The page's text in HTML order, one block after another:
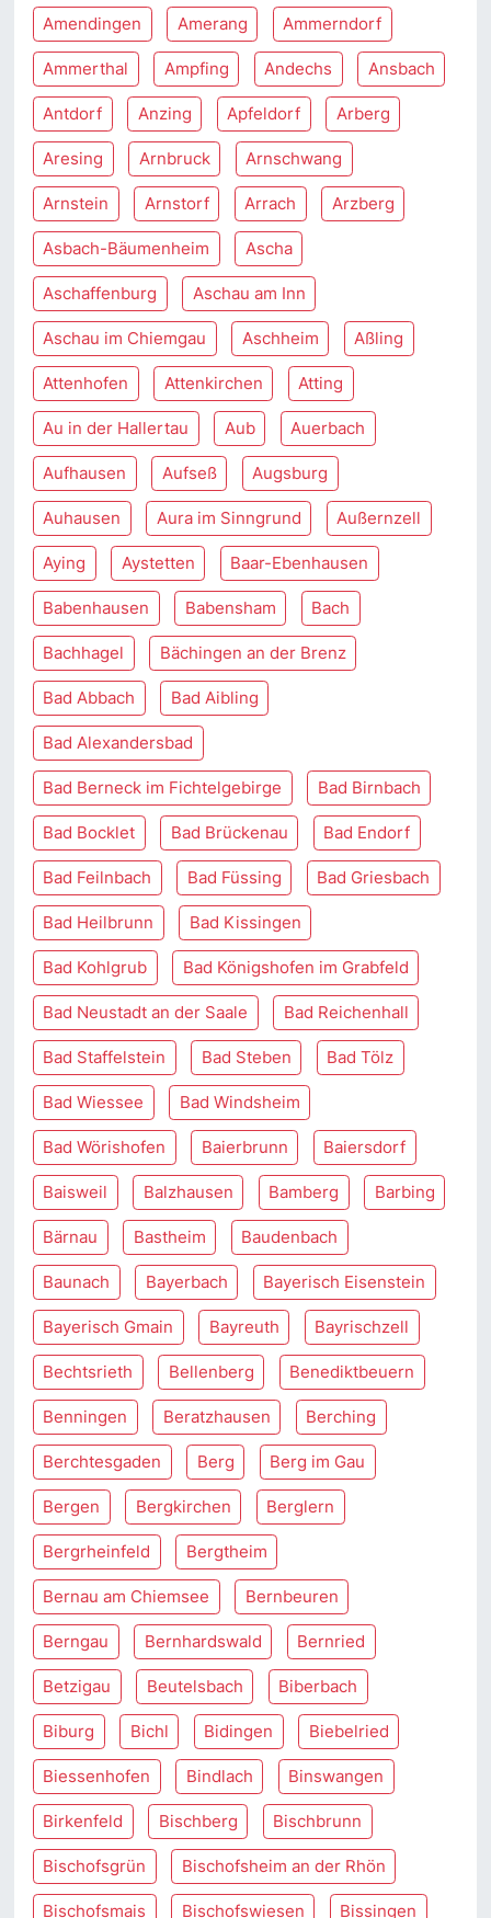
Amendingen Amerang Ammerndorf
Ammerthal Ampfing Andechs Ansbach
Antdorf Anzing Apfeldorf Arberg
Aresing Arnbruck Arnschwang
Arnstein Arnstorf Arrach Arzberg
Asbach-Bäumenheim Ascha
Aschaffenburg Aschau am Inn
Aschau im Chiemgau Aschheim Aßling
Attenhofen Attenkirchen Atting
Au in der Hallertau Aub Auerbach
Aufhausen Aufseß Augsburg
Auhausen Aura im Sinngrund Außernzell
Aying Aystetten Baar-Ebenhausen
Babenhausen Babensham Bach
Bachhagel Bächingen an der Brenz
Bad Abbach Bad Aibling
Bad Alexandersbad
Bad Berneck im Fichtelgebirge Bad Birnbach
Bad Bocklet Bad Brückenau Bad Endorf
Bad Feilnbach Bad Füssing Bad Griesbach
Bad Heilbrunn Bad Kissingen
Bad Kohlgrub Bad Königshofen im Grabfeld
Bad Neustadt an der Saale Bad Reichenhall
Bad Staffelstein Bad Steben Bad Tölz
Bad Wiessee Bad Windsheim
Bad Wörishofen Baierbrunn Baiersdorf
Baisweil Balzhausen Bamberg Barbing
Bärnau Bastheim Baudenbach
Baunach Bayerbach Bayerisch Eisenstein
Bayerisch Gmain Bayreuth Bayrischzell
Bechtsrieth Bellenberg Benediktbeuern
Benningen Beratzhausen Berching
Berchtesgaden Berg Berg im Gau
Bergen Bergkirchen Berglern
Bergrheinfeld Bergtheim
Bernau am Chiemsee Bernbeuren
Berngau Bernhardswald Bernried
Betzigau Beutelsbach Biberbach
Biburg Bichl Bidingen Biebelried
Biessenhofen Bindlach Binswangen
Birkenfeld Bischberg Bischbrunn
Bischofsgrün Bischofsheim an der Rhön
Bischofsmais Bischofswiesen Bissingen